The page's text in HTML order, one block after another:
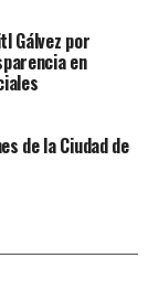
romance y los
en el
alguna
más sobre
de la
Gálvez por
en
de la Ciudad de